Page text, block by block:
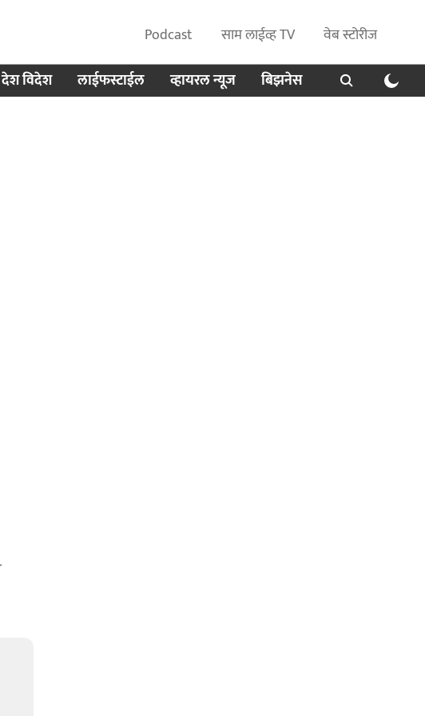
Podcast साम लाईव्ह TV
वेब स्टोरीज
देश विदेश लाईफस्टाईल व्हायरल न्यूज बिझनेस